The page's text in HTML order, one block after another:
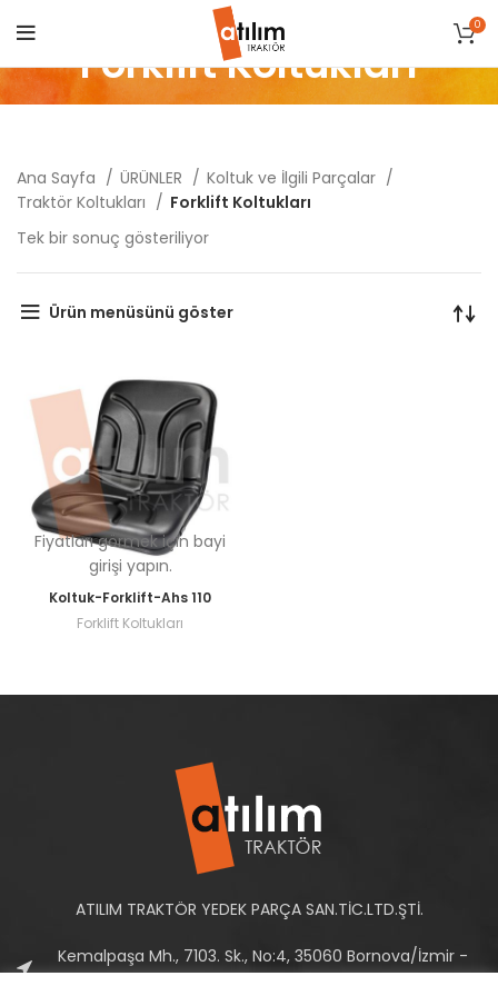
0
Forklift Koltukları
Ana Sayfa ÜRÜNLER
Koltuk ve İlgili Parçalar
Traktör Koltukları
Forklift Koltukları
Tek bir sonuç gösteriliyor
Ürün menüsünü göster
Fiyatları görmek için bayi
girişi yapın.
Koltuk-Forklift-Ahs 110
Forklift Koltukları
ATILIM TRAKTÖR YEDEK PARÇA SAN.TİC.LTD.ŞTİ.
Kemalpaşa Mh., 7103. Sk., No:4, 35060 Bornova/İzmir -